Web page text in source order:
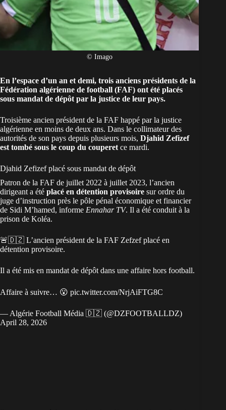
© Imago
En l’espace d’un an et demi, trois anciens présidents de la
Fédération algérienne de football (FAF) ont été placés
sous mandat de dépôt par la justice de leur pays.
Troisième ancien président de la FAF happé par la justice
algérienne en moins de deux ans. Dans le collimateur des
autorités de son pays depuis plusieurs mois, Djahid Zefizef
est tombé sous le coup du couperet ce mardi.
Djahid Zefizef placé sous mandat de dépôt
Patron de la FAF de juillet 2022 à juillet 2023, l’ancien
dirigeant a été placé en détention provisoire sur ordre du
juge d’instruction près le pôle pénal économique et financier
de Sidi M’hamed, informe Ennahar TV. Il a été conduit à la
prison de Koléa.
🚨🇩🇿 L’ancien président de la FAF Zefzef placé en
détention provisoire.
Il a été mis en mandat de dépôt dans une affaire hors football.
Affaire à suivre… 😮 pic.twitter.com/NrjAiFTG8C
— Algérie Football Média 🇩🇿 (@DZFOOTBALLDZ)
April 28, 2026